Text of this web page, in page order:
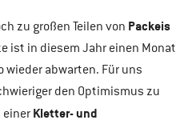
zu großen Teilen von Packeis
ist in diesem Jahr einen Monat
abwarten. Für uns
den Optimismus zu
einer Kletter- und